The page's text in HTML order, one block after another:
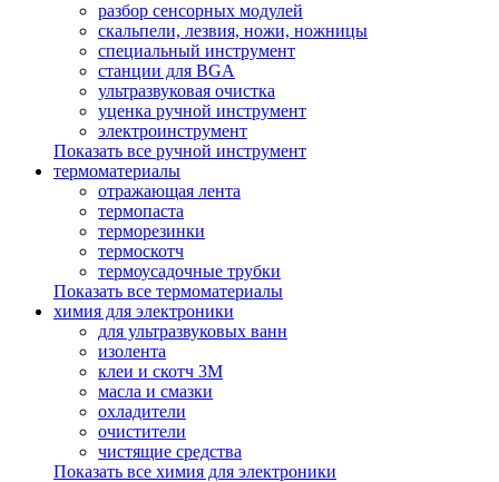
разбор сенсорных модулей
скальпели, лезвия, ножи, ножницы
специальный инструмент
станции для BGA
ультразвуковая очистка
уценка ручной инструмент
электроинструмент
Показать все ручной инструмент
термоматериалы
отражающая лента
термопаста
терморезинки
термоскотч
термоусадочные трубки
Показать все термоматериалы
химия для электроники
для ультразвуковых ванн
изолента
клеи и скотч 3М
масла и смазки
охладители
очистители
чистящие средства
Показать все химия для электроники